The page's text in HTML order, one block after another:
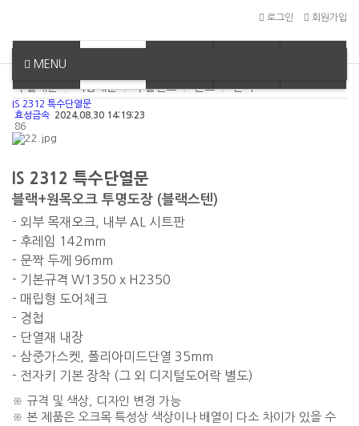
로그인 회원가입
회사소개
MENU
신제품 보급형도어
주물대문
자동대문 주물펜스 단조 벤치
IS 2312 특수단열문
효성금속 2024.08.30 14:19:23
86
IS 2312 특수단열문
블랙+원목오크 투명도장 (블랙스텐)
- 외부 목재오크, 내부 AL 시트판
- 후레임 142mm
- 문짝 두께 96mm
- 기본규격 W1350 x H2350
- 매립형 도어체크
- 경첩
- 단열재 내장
- 삼중가스켓, 폴리아미드단열 35mm
- 전자키 기본 장착 (그 외 디지털도어락 별도)
※ 규격 및 색상, 디자인 변경 가능
※ 본 제품은 오크목 특성상 색상이나 배열이 다소 차이가 있을 수